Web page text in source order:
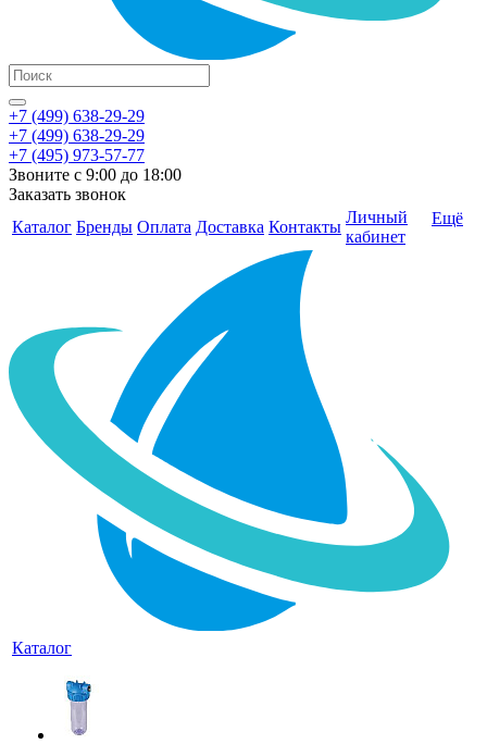
+7 (499) 638-29-29
+7 (499) 638-29-29
+7 (495) 973-57-77
Звоните с 9:00 до 18:00
Заказать звонок
Каталог Бренды Оплата Доставка Контакты
Личный
кабинет
Ещё
Каталог